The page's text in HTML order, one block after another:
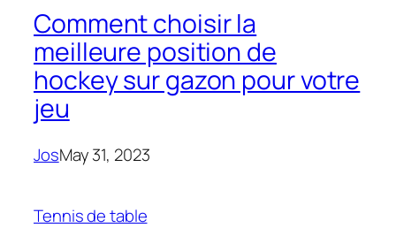
Comment choisir la
meilleure position de
hockey sur gazon pour votre
jeu
JosMay 31, 2023
Tennis de table